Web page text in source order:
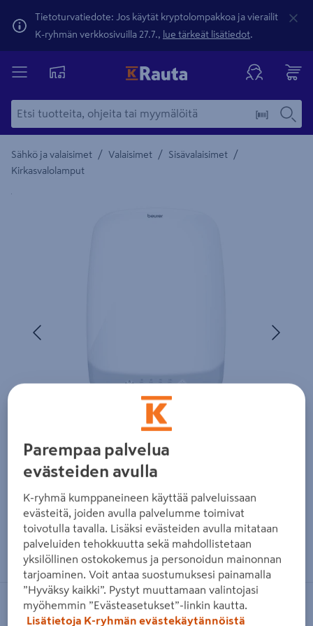
Tietoturvatiedote: Jos käytät kryptolompakkoa ja vierailit
K-ryhmän verkkosivuilla 27.7., lue tärkeät lisätiedot.
Sähkö ja valaisimet / Valaisimet / Sisävalaisimet /
Kirkasvalolamput
Yksityiskohtainen kuvaus löytyy Tuotteen kuvaus -
Zoomaa kuvaa sormilla kosketusnäytöllä
BEURER
Parempaa palvelua
evästeiden avulla
K-ryhmä kumppaneineen käyttää palveluissaan
evästeitä, joiden avulla palvelumme toimivat
toivotulla tavalla. Lisäksi evästeiden avulla mitataan
palveluiden tehokkuutta sekä mahdollistetaan
yksilöllinen ostokokemus ja personoidun mainonnan
tarjoaminen. Voit antaa suostumuksesi painamalla
”Hyväksy kaikki”. Pystyt muuttamaan valintojasi
myöhemmin ”Evästeasetukset”-linkin kautta.
Lisätietoja K-ryhmän evästekäytännöistä